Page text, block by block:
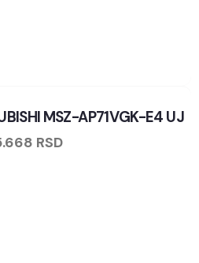
MSZ-AP71VGK-E4 UJ
RSD